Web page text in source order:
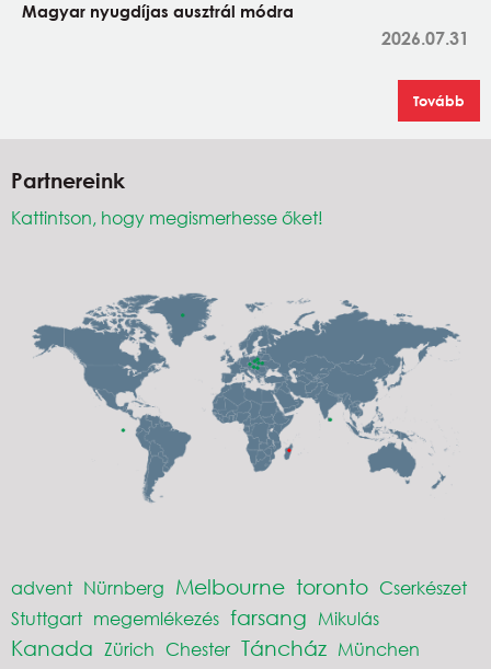
Magyar nyugdíjas ausztrál módra
2026.07.31
Tovább
Partnereink
Kattintson, hogy megismerhesse őket!
advent Nürnberg Melbourne toronto Cserkészet
Stuttgart megemlékezés farsang Mikulás
Kanada Zürich Chester Táncház München